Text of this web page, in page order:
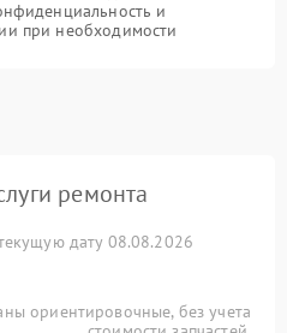
и
при необходимости
ремонта
дату 08.08.2026
ориентировочные, без учета